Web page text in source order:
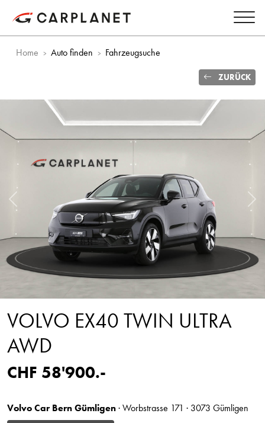
Home Auto finden Fahrzeugsuche
ZURÜCK
Vorheriges Bild
VOLVO EX40 TWIN ULTRA
AWD
CHF 58'900.-
Volvo Car Bern Gümligen· Worbstrasse 171 · 3073 Gümligen